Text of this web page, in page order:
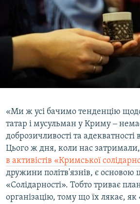
«Ми ж усі бачимо тенденцію
татар і мусульман у Криму ‒
доброзичливості та адекватності
Цього ж дня, коли нас затримали,
в активістів «Кримської
дружини політв'язнів, є основою
«Солідарності». Тобто триває
організацію, тому що їх лякає, як